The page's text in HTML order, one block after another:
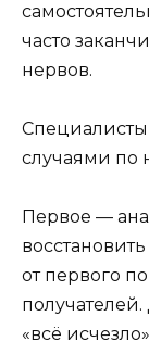
часто
нервов.
Специалисты
случаями по
Первое —
от первого
«всё